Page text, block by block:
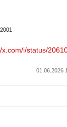
x.com/i/status/
01.06.2026